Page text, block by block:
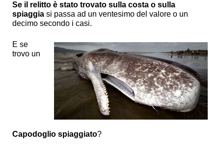
Se il relitto è stato trovato sulla costa o sulla
spiaggia si passa ad un ventesimo del valore o un
decimo secondo i casi.
E se
trovo un
Capodoglio spiaggiato?